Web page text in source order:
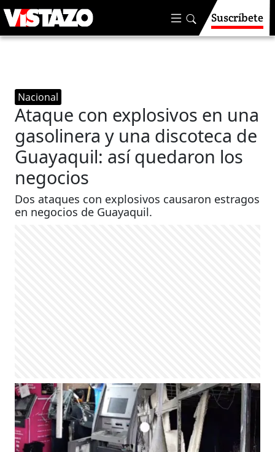
Suscríbete
Nacional
Ataque con explosivos en una
gasolinera y una discoteca de
Guayaquil: así quedaron los
negocios
Dos ataques con explosivos causaron estragos
en negocios de Guayaquil.